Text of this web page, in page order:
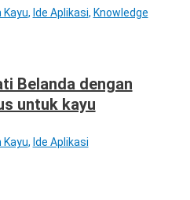
Kayu, Ide Aplikasi, Knowledge
Belanda dengan
untuk kayu
Kayu, Ide Aplikasi